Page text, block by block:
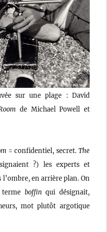
sur une plage : David
de Michael Powell et
= confidentiel, secret. The
?) les experts et
en arrière plan. On
boffin qui désignait,
mot plutôt argotique